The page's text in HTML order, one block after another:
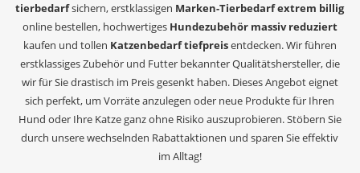
tierbedarfsichern, erstklassigen Marken-Tierbedarf extrem billig
online bestellen, hochwertiges Hundezubehör massiv reduziert
kaufen und tollen Katzenbedarf tiefpreisentdecken. Wir führen
erstklassiges Zubehör und Futter bekannter Qualitätshersteller, die
wir für Sie drastisch im Preis gesenkt haben. Dieses Angebot eignet
sich perfekt, um Vorräte anzulegen oder neue Produkte für Ihren
Hund oder Ihre Katze ganz ohne Risiko auszuprobieren. Stöbern Sie
durch unsere wechselnden Rabattaktionen und sparen Sie effektiv
im Alltag!